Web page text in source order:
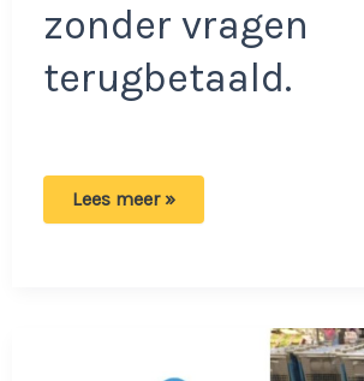
zonder vragen
terugbetaald.
Jumbo
Lees meer »